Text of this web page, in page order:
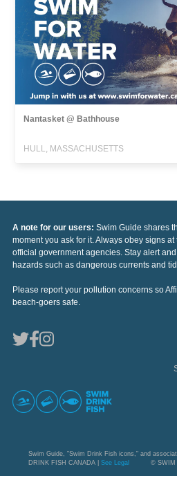
Nantasket @ Bathhouse
HULL, MASSACHUSETTS
A note for our users: Swim Guide shares
moment you ask for it. Always obey signs
official government agencies. Stay alert
hazards such as dangerous currents and
Please report your pollution concerns so
beach-goers safe.
Swim Guide, "Swim Drink Fish icons," and
DRINK FISH CANADA | See Legal © SWIM